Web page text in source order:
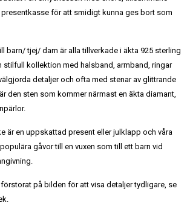
för att smidigt kunna ges bort som
barn/ tjej/ dam är alla tillverkade i äkta 925 sterling
stilfull kollektion med halsband, armband, ringar
detaljer och ofta med stenar av glittrande
den sten som kommer närmast en äkta diamant,
är en uppskattad present eller julklapp och våra
gåvor till en vuxen som till ett barn vid
på bilden för att visa detaljer tydligare, se